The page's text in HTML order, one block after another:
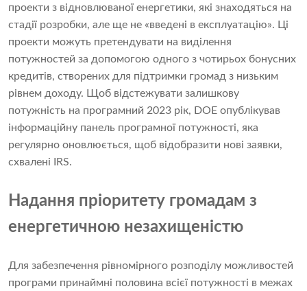
проекти з відновлюваної енергетики, які знаходяться на
стадії розробки, але ще не «введені в експлуатацію». Ці
проекти можуть претендувати на виділення
потужностей за допомогою одного з чотирьох бонусних
кредитів, створених для підтримки громад з низьким
рівнем доходу. Щоб відстежувати залишкову
потужність на програмний 2023 рік, DOE опублікував
інформаційну панель програмної потужності, яка
регулярно оновлюється, щоб відобразити нові заявки,
схвалені IRS.
Надання пріоритету громадам з
енергетичною незахищеністю
Для забезпечення рівномірного розподілу можливостей
програми принаймні половина всієї потужності в межах